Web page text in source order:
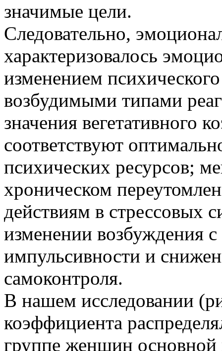
значимые цели.
Следовательно,
характеризовалось
изменением
возбудимыми типами
значения вегетативного
соответствуют
психических ресурсов;
хроническом
действиям в стрессовых
изменении возбуждения
импульсивности и
самоконтроля.
В нашем исследовании
коэффициента
группе женщин